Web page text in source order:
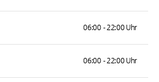
06:00 - 22:00 Uhr
06:00 - 22:00 Uhr